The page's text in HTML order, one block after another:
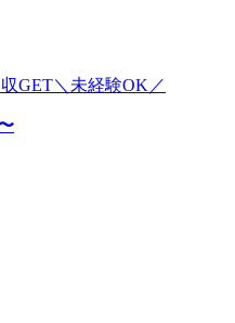
GET＼未経験OK／